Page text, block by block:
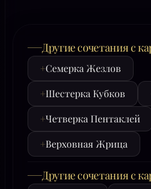
Другие сочетания с
+Семерка Жезлов
+Шестерка Кубков
+Четверка Пентаклей
+Верховная Жрица
Другие сочетания с